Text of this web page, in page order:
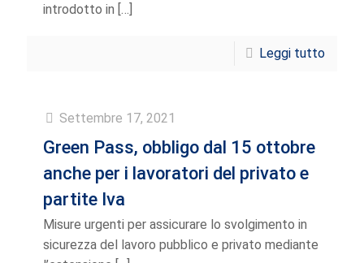
introdotto in […]
Leggi tutto
Settembre 17, 2021
Green Pass, obbligo dal 15 ottobre
anche per i lavoratori del privato e
partite Iva
Misure urgenti per assicurare lo svolgimento in
sicurezza del lavoro pubblico e privato mediante